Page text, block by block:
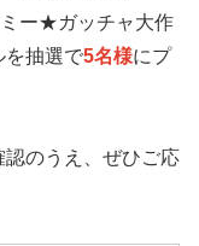
ミー★ガッチャ大作
を抽選で5名様にプ
認のうえ、ぜひご応